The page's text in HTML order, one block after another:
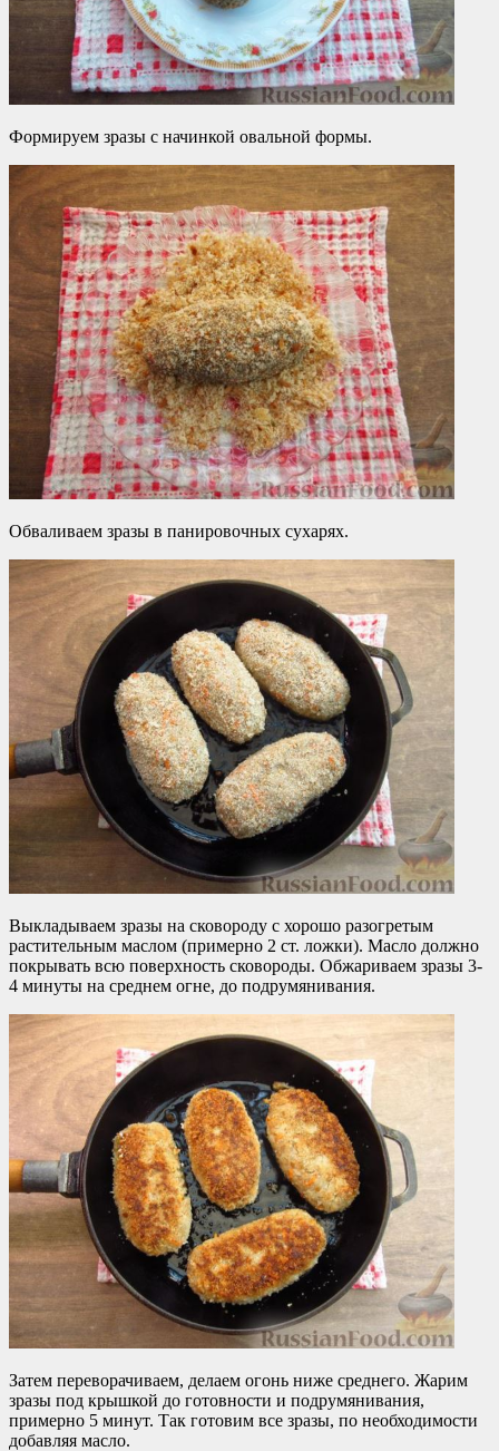
Формируем зразы с начинкой овальной формы.
Обваливаем зразы в панировочных сухарях.
Выкладываем зразы на сковороду с хорошо разогретым
растительным маслом (примерно 2 ст. ложки). Масло должно
покрывать всю поверхность сковороды. Обжариваем зразы 3-
4 минуты на среднем огне, до подрумянивания.
Затем переворачиваем, делаем огонь ниже среднего. Жарим
зразы под крышкой до готовности и подрумянивания,
примерно 5 минут. Так готовим все зразы, по необходимости
добавляя масло.